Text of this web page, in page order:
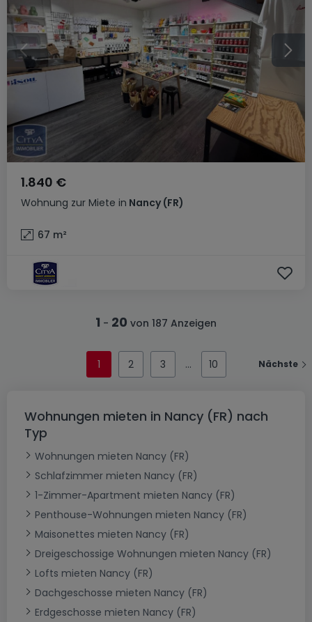
Wohnung zur Miete in Nancy (FR)
1.840 €
67 m²
1 - 20 von 187 Anzeigen
1 2 3 10 Nächste
Wohnungen mieten in Nancy (FR) nach
Typ
Wohnungen mieten Nancy (FR)
Schlafzimmer mieten Nancy (FR)
1-Zimmer-Apartment mieten Nancy (FR)
Penthouse-Wohnungen mieten Nancy (FR)
Maisonettes mieten Nancy (FR)
Dreigeschossige Wohnungen mieten Nancy (FR)
Lofts mieten Nancy (FR)
Dachgeschosse mieten Nancy (FR)
Erdgeschosse mieten Nancy (FR)